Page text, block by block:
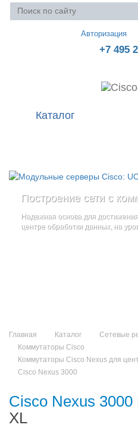
Авторизация
+7 495
Каталог
Построение сети с
Надежная основа для
центре обработки данных, на
Стоечные серверы
Созданы для сокращения общей
повышение адаптивности Вашего
дополнительные
Главная Каталог
Сетевые
Коммутаторы Cisco
Коммутаторы Cisco Nexus для
Cisco Nexus 3000
Cisco Nexus 3000
XL